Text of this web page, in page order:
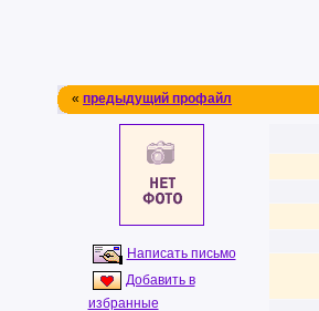
« предыдущий профайл
Написать письмо
Добавить в
избранные